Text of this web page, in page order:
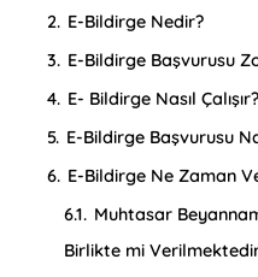
2. E-Bildirge Nedir?
3. E-Bildirge Başvurusu
4. E- Bildirge Nasıl Çalışır?
5. E-Bildirge Başvurusu
6. E-Bildirge Ne Zaman
6.1. Muhtasar
Birlikte mi